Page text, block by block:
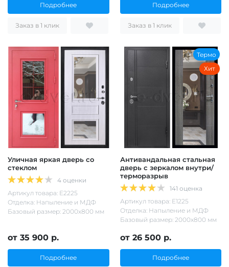
Подробнее
Заказ в 1 клик
Подробнее
Заказ в 1 клик
Уличная яркая дверь со
стеклом
4 оценки
Артикул товара: Е2225
Отделка: Напыление и МДФ
Базовый размер: 2000х800 мм
от 35 900 р.
Подробнее
Термо
Хит
Антивандальная стальная
дверь с зеркалом внутри/
терморазрыв
141 оценка
Артикул товара: Е1225
Отделка: Напыление и МДФ
Базовый размер: 2000х800 мм
от 26 500 р.
Подробнее